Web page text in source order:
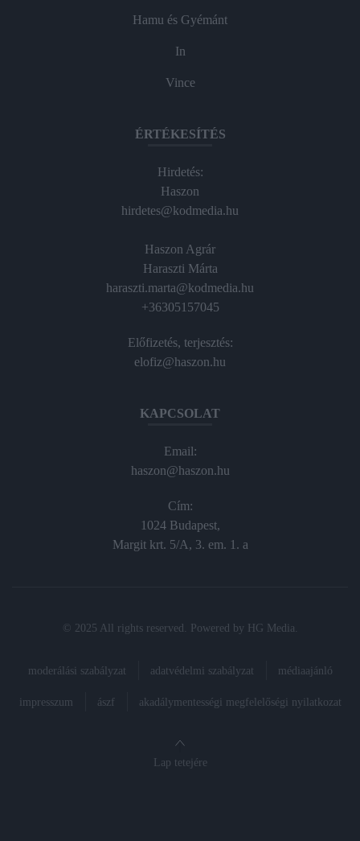
Hamu és Gyémánt
In
Vince
ÉRTÉKESÍTÉS
Hirdetés:
Haszon
hirdetes@kodmedia.hu
Haszon Agrár
Haraszti Márta
haraszti.marta@kodmedia.hu
+36305157045
Előfizetés, terjesztés:
elofiz@haszon.hu
KAPCSOLAT
Email:
haszon@haszon.hu
Cím:
1024 Budapest,
Margit krt. 5/A, 3. em. 1. a
© 2025 All rights reserved. Powered by HG Media
moderálási szabályzat adatvédelmi szabályzat médiaajánló
impresszum ászf akadálymentességi megfelelőségi nyilatkozat
Lap tetejére